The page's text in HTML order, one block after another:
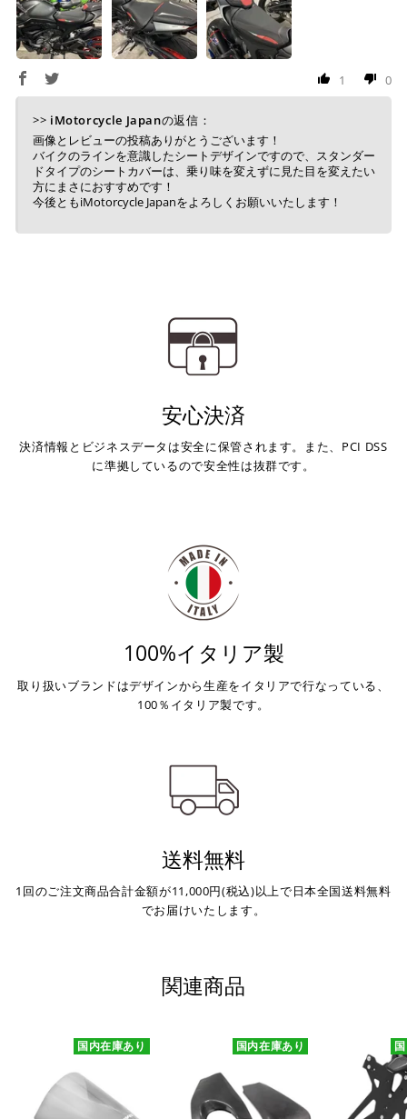
1 0
>> iMotorcycle Japanの返信：
画像とレビューの投稿ありがとうございます！
バイクのラインを意識したシートデザインですので、スタンダー
ドタイプのシートカバーは、乗り味を変えずに見た目を変えたい
方にまさにおすすめです！
今後ともiMotorcycle Japanをよろしくお願いいたします！
安心決済
決済情報とビジネスデータは安全に保管されます。また、PCI DSS
に準拠しているので安全性は抜群です。
100%イタリア製
取り扱いブランドはデザインから生産をイタリアで行なっている、
100％イタリア製です。
送料無料
1回のご注文商品合計金額が11,000円(税込)以上で日本全国送料無料
でお届けいたします。
関連商品
国内在庫あり 国内在庫あり